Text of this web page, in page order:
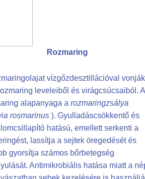
Rozmaring
vízgőzdesztillációval vonják
leveleiből és virágcsúcsaiból. A
alapanyaga a rozmaringzsálya
rosmarinus ). Gyulladáscsökkentő és
hatású, emellett serkenti a
lassítja a sejtek öregedését és
gyorsítja számos bőrbetegség
Antimikrobiális hatása miatt a